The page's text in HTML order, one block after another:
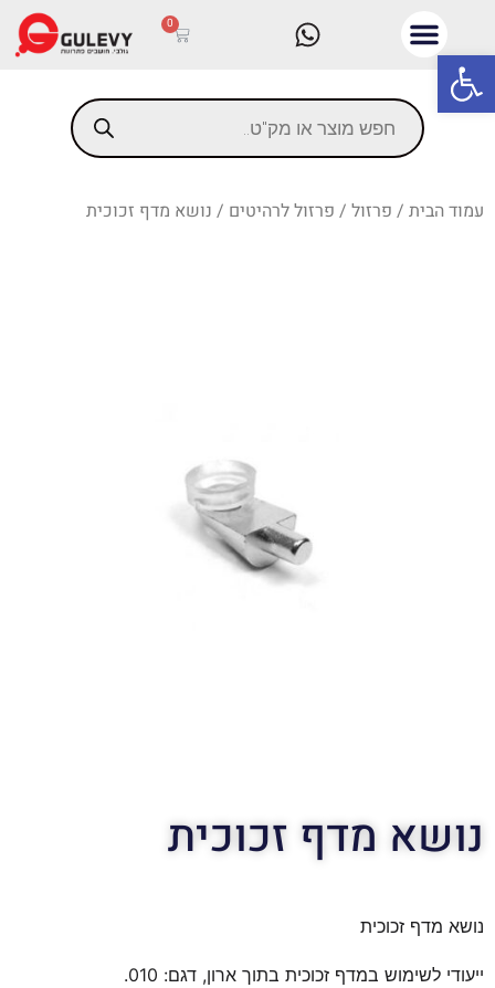
פתח סרגל נגישות
0
עמוד הבית / פרזול / פרזול לרהיטים / נושא מדף זכוכית
נושא מדף זכוכית
נושא מדף זכוכית
ייעודי לשימוש במדף זכוכית בתוך ארון, דגם: 010.